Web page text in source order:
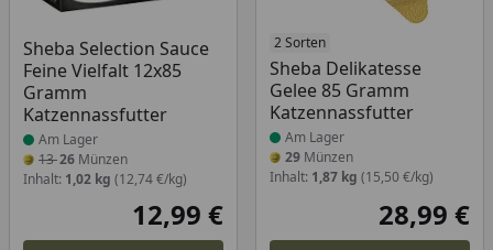
Sheba Selection Sauce
Feine Vielfalt 12x85
Gramm
Katzennassfutter
Produkt am Lager
Am Lager
1326 Münzen
Inhalt: 1,02 kg (12,74 €/kg)
Aktueller Preis
12,99 €
2 Sorten
Sheba Delikatesse
Gelee 85 Gramm
Katzennassfutter
Produkt am Lager
Am Lager
29 Münzen
Inhalt: 1,87 kg (15,50 €/kg)
28,99 €